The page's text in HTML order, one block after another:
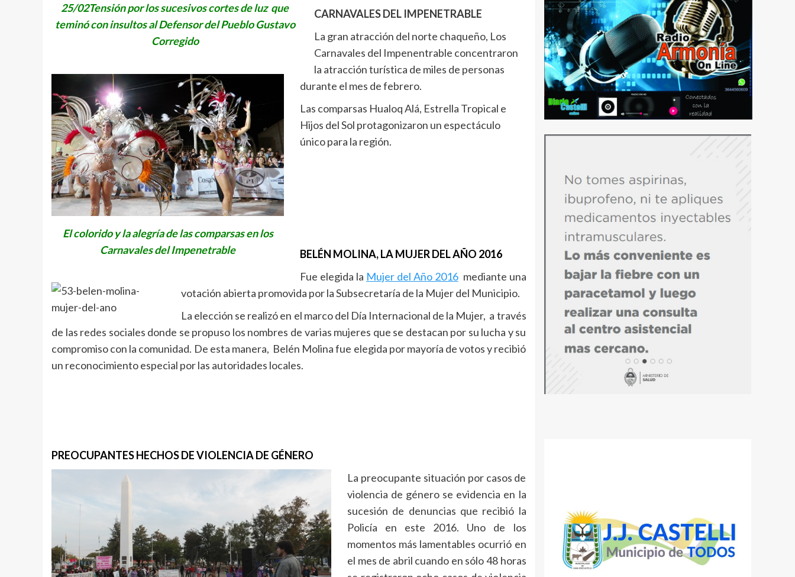
25/02Tensión por los sucesivos cortes de luz que
teminó con insultos al Defensor del Pueblo Gustavo
Corregido
CARNAVALES DEL IMPENETRABLE
El colorido y la alegría de las comparsas en los
Carnavales del Impenetrable
La gran atracción del norte chaqueño, Los
Carnavales del Impenentrable concentraron
la atracción turística de miles de personas
durante el mes de febrero.
Las comparsas Hualoq Alá, Estrella Tropical e
Hijos del Sol protagonizaron un espectáculo
único para la región.
BELÉN MOLINA, LA MUJER DEL AÑO 2016
Fue elegida la Mujer del Año 2016mediante una
votación abierta promovida por la Subsecretaría de la Mujer del Municipio.
La elección se realizó en el marco del Día Internacional de la Mujer, a través
de las redes sociales donde se propuso los nombres de varias mujeres que se destacan por su lucha y su
compromiso con la comunidad. De esta manera, Belén Molina fue elegida por mayoría de votos y recibió
un reconocimiento especial por las autoridades locales.
PREOCUPANTES HECHOS DE VIOLENCIA DE GÉNERO
La preocupante situación por casos de
violencia de género se evidencia en la
sucesión de denuncias que recibió la
Policía en este 2016. Uno de los
momentos más lamentables ocurrió en
el mes de abril cuando en sólo 48 horas